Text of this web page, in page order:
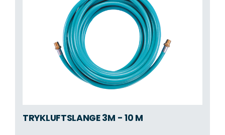
TRYKLUFTSLANGE 3M - 10 M